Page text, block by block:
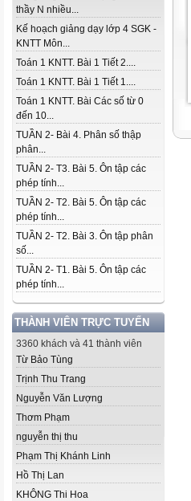
thầy N nhiều...
Kế hoạch giảng dạy lớp 4 SGK -
KNTT Môn...
Toán 1 KNTT. Bài 1 Tiết 2....
Toán 1 KNTT. Bài 1 Tiết 1....
Toán 1 KNTT. Bài Các số từ 0
đến 10...
TUẦN 2- Bài 4. Phân số thập
phân...
TUẦN 2- T3. Bài 5. Ôn tập các
phép tính...
TUẦN 2- T2. Bài 5. Ôn tập các
phép tính...
TUẦN 2- T2. Bài 3. Ôn tập phân
số...
TUẦN 2- T1. Bài 5. Ôn tập các
phép tính...
THÀNH VIÊN TRỰC TUYẾN
3360 khách và 41 thành viên
Từ Bảo Tùng
Trịnh Thu Trang
Nguyễn Văn Lượng
Thơm Phạm
nguyễn thị thu
Phạm Thị Khánh Linh
Hồ Thị Lan
KHÔNG Thi Hoa